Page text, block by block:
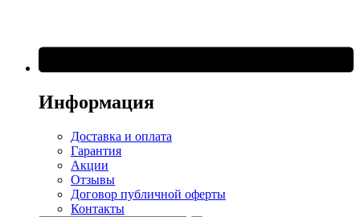
Информация
Доставка и оплата
Гарантия
Акции
Отзывы
Договор публичной оферты
Контакты